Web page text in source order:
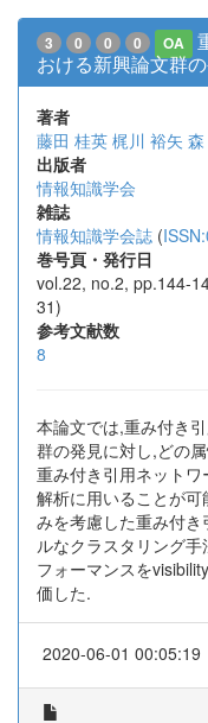
3 0 0 0 OA
おける新興論文群
著者
藤田 桂英 梶川 裕矢
出版者
情報知識学会
雑誌
情報知識学会誌 (
巻号頁・発行日
vol.22, no.2, pp.144-
31)
参考文献数
8
本論文では,重み付き
群の発見に対し,どの
重み付き引用ネット
解析に用いることが
みを考慮した重み付
ルなクラスタリング
フォーマンスを
価した.
2020-06-01 00:05:19